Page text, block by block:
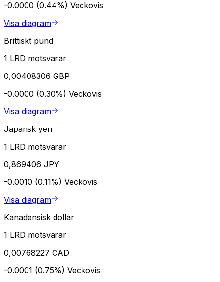
-0.0000 (0.44%) Veckovis
Visa diagram
Brittiskt pund
1 LRD motsvarar
0,00408306 GBP
-0.0000 (0.30%) Veckovis
Visa diagram
Japansk yen
1 LRD motsvarar
0,869406 JPY
-0.0010 (0.11%) Veckovis
Visa diagram
Kanadensisk dollar
1 LRD motsvarar
0,00768227 CAD
-0.0001 (0.75%) Veckovis